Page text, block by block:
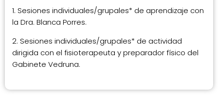
1. Sesiones individuales/grupales* de aprendizaje con
la Dra. Blanca Porres.
2. Sesiones individuales/grupales* de actividad
dirigida con el fisioterapeuta y preparador físico del
Gabinete Vedruna.